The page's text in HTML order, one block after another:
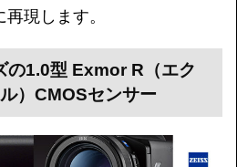
現します。
の1.0型 Exmor R（エク
）CMOSセンサー